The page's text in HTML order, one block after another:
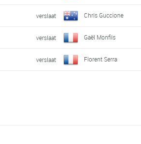
verslaat Chris Guccione
verslaat Gaël Monfils
verslaat Florent Serra